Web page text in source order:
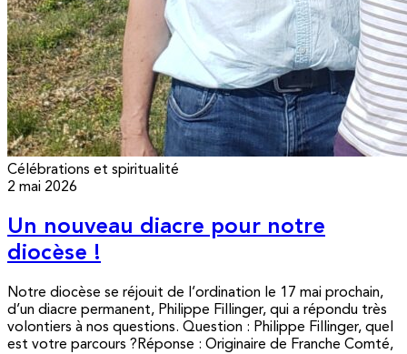
Célébrations et spiritualité
2 mai 2026
Un nouveau diacre pour notre
diocèse !
Notre diocèse se réjouit de l’ordination le 17 mai prochain,
d’un diacre permanent, Philippe Fillinger, qui a répondu très
volontiers à nos questions. Question : Philippe Fillinger, quel
est votre parcours ?Réponse : Originaire de Franche Comté,